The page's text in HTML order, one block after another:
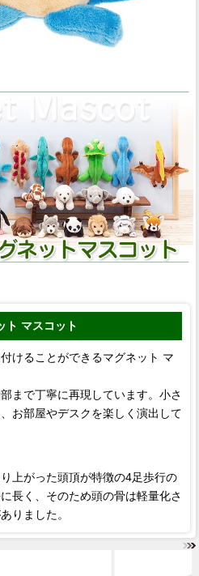
ト マスコット
けることができるマグネット マ
まで丁寧に再現しています。小さ
お部屋やデスクを楽しく演出して
上がった頭頂が特徴の4足歩行の
長く、そのため頭の骨は軽量化さ
りました。